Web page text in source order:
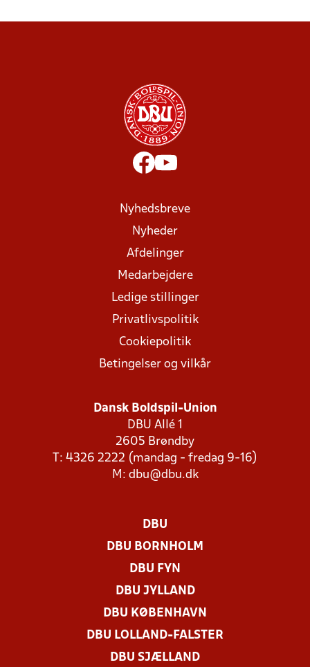
Nyhedsbreve
Nyheder
Afdelinger
Medarbejdere
Ledige stillinger
Privatlivspolitik
Cookiepolitik
Betingelser og vilkår
Dansk Boldspil-Union
DBU Allé 1
2605 Brøndby
T: 4326 2222 (mandag - fredag 9-16)
M: dbu@dbu.dk
DBU
DBU BORNHOLM
DBU FYN
DBU JYLLAND
DBU KØBENHAVN
DBU LOLLAND-FALSTER
DBU SJÆLLAND